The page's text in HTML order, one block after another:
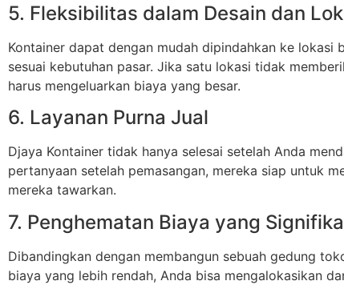
5. Fleksibilitas dalam Desain dan
Kontainer dapat dengan mudah dipindahkan ke
sesuai kebutuhan pasar. Jika satu lokasi tidak
harus mengeluarkan biaya yang besar.
6. Layanan Purna Jual
Djaya Kontainer tidak hanya selesai setelah Anda
pertanyaan setelah pemasangan, mereka siap untuk
mereka tawarkan.
7. Penghematan Biaya yang
Dibandingkan dengan membangun sebuah gedung
biaya yang lebih rendah, Anda bisa mengalokasikan